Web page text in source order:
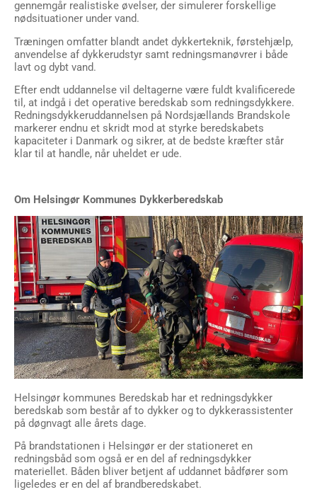
gennemgår realistiske øvelser, der simulerer forskellige
nødsituationer under vand.
Træningen omfatter blandt andet dykkerteknik, førstehjælp,
anvendelse af dykkerudstyr samt redningsmanøvrer i både
lavt og dybt vand.
Efter endt uddannelse vil deltagerne være fuldt kvalificerede
til, at indgå i det operative beredskab som redningsdykkere.
Redningsdykkeruddannelsen på Nordsjællands Brandskole
markerer endnu et skridt mod at styrke beredskabets
kapaciteter i Danmark og sikrer, at de bedste kræfter står
klar til at handle, når uheldet er ude.
Om Helsingør Kommunes Dykkerberedskab
Helsingør kommunes Beredskab har et redningsdykker
beredskab som består af to dykker og to dykkerassistenter
på døgnvagt alle årets dage.
På brandstationen i Helsingør er der stationeret en
redningsbåd som også er en del af redningsdykker
materiellet. Båden bliver betjent af uddannet bådfører som
ligeledes er en del af brandberedskabet.